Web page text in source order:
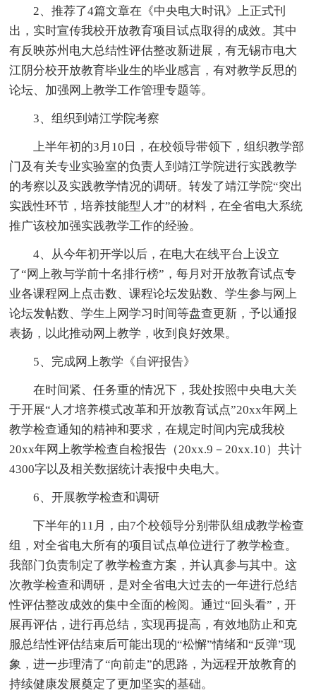
2、推荐了4篇文章在《中央电大时讯》上正式刊
出，实时宣传我校开放教育项目试点取得的成效。其中
有反映苏州电大总结性评估整改新进展，有无锡市电大
江阴分校开放教育毕业生的毕业感言，有对教学反思的
论坛、加强网上教学工作管理专题等。
3、组织到靖江学院考察
上半年初的3月10日，在校领导带领下，组织教学部
门及有关专业实验室的负责人到靖江学院进行实践教学
的考察以及实践教学情况的调研。转发了靖江学院“突出
实践性环节，培养技能型人才”的材料，在全省电大系统
推广该校加强实践教学工作的经验。
4、从今年初开学以后，在电大在线平台上设立
了“网上教与学前十名排行榜”，每月对开放教育试点专
业各课程网上点击数、课程论坛发贴数、学生参与网上
论坛发帖数、学生上网学习时间等盘查更新，予以通报
表扬，以此推动网上教学，收到良好效果。
5、完成网上教学《自评报告》
在时间紧、任务重的情况下，我处按照中央电大关
于开展“人才培养模式改革和开放教育试点”20xx年网上
教学检查通知的精神和要求，在规定时间内完成我校
20xx年网上教学检查自检报告（20xx.9－20xx.10）共计
4300字以及相关数据统计表报中央电大。
6、开展教学检查和调研
下半年的11月，由7个校领导分别带队组成教学检查
组，对全省电大所有的项目试点单位进行了教学检查。
我部门负责制定了教学检查方案，并认真参与其中。这
次教学检查和调研，是对全省电大过去的一年进行总结
性评估整改成效的集中全面的检阅。通过“回头看”，开
展再评估，进行再总结，实现再提高，有效地防止和克
服总结性评估结束后可能出现的“松懈”情绪和“反弹”现
象，进一步理清了“向前走”的思路，为远程开放教育的
持续健康发展奠定了更加坚实的基础。